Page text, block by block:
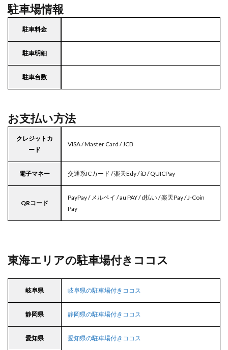
駐車場情報
駐車料金
駐車明細
駐車台数
お支払い方法
クレジットカ
ード
VISA / Master Card / JCB
電子マネー 交通系ICカード / 楽天Edy / iD / QUICPay
QRコード
PayPay / メルペイ / au PAY / d払い / 楽天Pay / J-Coin
Pay
東海エリアの駐車場付きココス
岐阜県 岐阜県の駐車場付きココス
静岡県 静岡県の駐車場付きココス
愛知県 愛知県の駐車場付きココス